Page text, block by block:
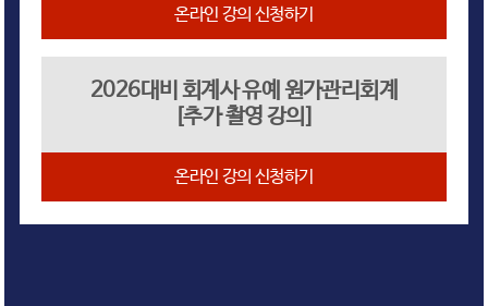
온라인 강의 신청하기
2026대비 회계사 유예 원가관리회계
[추가 촬영 강의]
온라인 강의 신청하기